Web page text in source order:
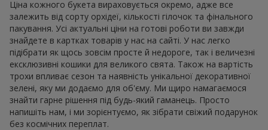
Ціна кожного букета вираховується окремо, адже все
залежить від сорту орхідеї, кількості гілочок та фінального
пакування. Усі актуальні ціни на готові роботи ви завжди
знайдете в картках товарів у нас на сайті. У нас легко
підібрати як щось зовсім просте й недороге, так і величезні
ексклюзивні кошики для великого свята. Також на вартість
трохи впливає сезон та наявність унікальної декоративної
зелені, яку ми додаємо для об'єму. Ми щиро намагаємося
знайти гарне рішення під будь-який гаманець. Просто
напишіть нам, і ми зорієнтуємо, як зібрати свіжий подарунок
без космічних переплат.